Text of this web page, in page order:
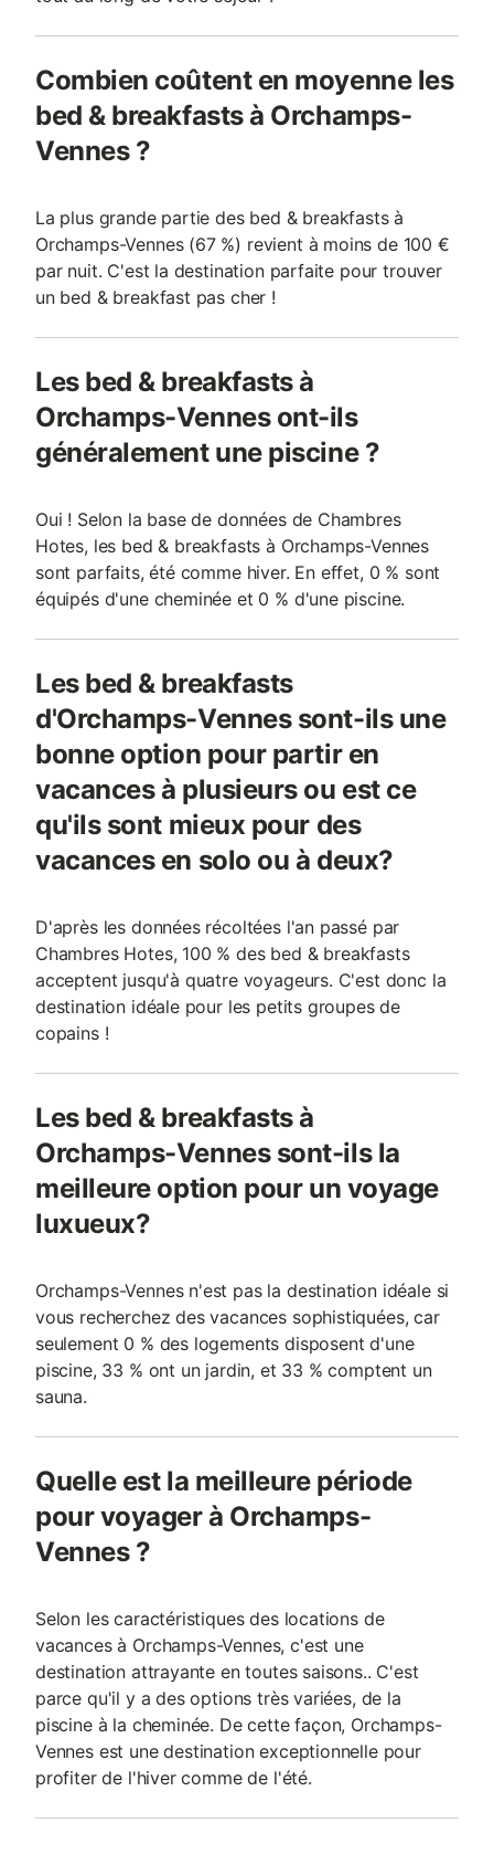
Combien coûtent en moyenne les
bed & breakfasts à Orchamps-
Vennes ?
La plus grande partie des bed & breakfasts à
Orchamps-Vennes (67 %) revient à moins de 100 €
par nuit. C'est la destination parfaite pour trouver
un bed & breakfast pas cher !
Les bed & breakfasts à
Orchamps-Vennes ont-ils
généralement une piscine ?
Oui ! Selon la base de données de Chambres
Hotes, les bed & breakfasts à Orchamps-Vennes
sont parfaits, été comme hiver. En effet, 0 % sont
équipés d'une cheminée et 0 % d'une piscine.
Les bed & breakfasts
d'Orchamps-Vennes sont-ils une
bonne option pour partir en
vacances à plusieurs ou est ce
qu'ils sont mieux pour des
vacances en solo ou à deux?
D'après les données récoltées l'an passé par
Chambres Hotes, 100 % des bed & breakfasts
acceptent jusqu'à quatre voyageurs. C'est donc la
destination idéale pour les petits groupes de
copains !
Les bed & breakfasts à
Orchamps-Vennes sont-ils la
meilleure option pour un voyage
luxueux?
Orchamps-Vennes n'est pas la destination idéale si
vous recherchez des vacances sophistiquées, car
seulement 0 % des logements disposent d'une
piscine, 33 % ont un jardin, et 33 % comptent un
sauna.
Quelle est la meilleure période
pour voyager à Orchamps-
Vennes ?
Selon les caractéristiques des locations de
vacances à Orchamps-Vennes, c'est une
destination attrayante en toutes saisons.. C'est
parce qu'il y a des options très variées, de la
piscine à la cheminée. De cette façon, Orchamps-
Vennes est une destination exceptionnelle pour
profiter de l'hiver comme de l'été.